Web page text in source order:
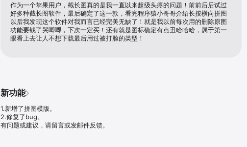
作为一个苹果用户，截长图真的是我一直以来超级头疼的问题！前前后后试过
好多种截长图软件，最后确定了这一款，看完程序猿小哥哥介绍长按横向拼图
以后我发现这个软件对我而言已经完美无缺了！就是我以前每次用的删除原图
功能要钱了哭唧唧，下次一定买！还有就是图标确定有点丑哈哈哈，属于第一
眼看上去让人不想下载最后用过被打脸的类型！
新功能
1.新增了拼图模版。
2.修复了bug。
有问题或建议，请留言或发邮件反馈。